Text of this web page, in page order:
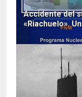
Accidente del
«Riachuelo».